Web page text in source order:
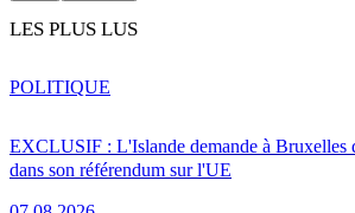
LES PLUS LUS
EXCLUSIF : L'Islande demande à Bruxelles
dans son référendum sur l'UE
POLITIQUE